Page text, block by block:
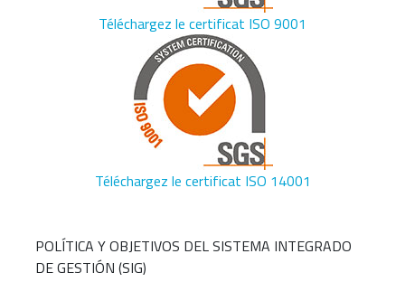
Téléchargez le certificat ISO 9001
Téléchargez le certificat ISO 14001
POLÍTICA Y OBJETIVOS DEL SISTEMA INTEGRADO
DE GESTIÓN (SIG)